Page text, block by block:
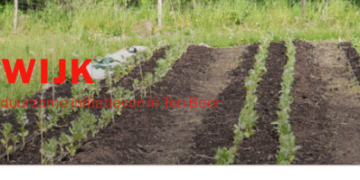
initiatieven in Ten Boer